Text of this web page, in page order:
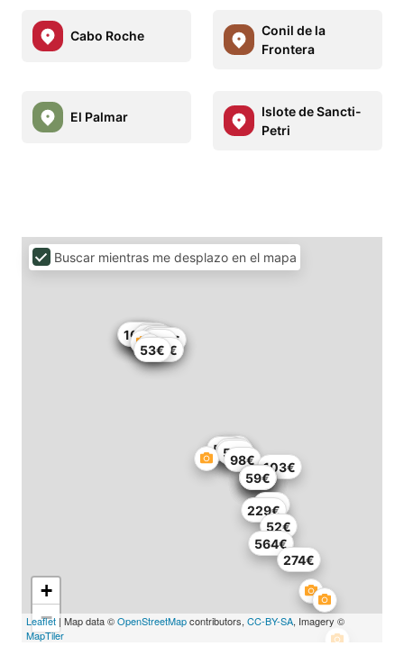
Cabo Roche
Conil de la
Frontera
El Palmar
Islote de Sancti-
Petri
543€
120€
120€
54€
53€
75€
53€72€
50€
53€
145€
78€
58€
107€
58€
64€
98€
53€
65€
229€
59€
56€
98€
59€
274€
52€
564€
58€
103€
95€
+
−
Leaflet | Map data ©OpenStreetMapcontributors, CC-BY-SA, Imagery ©
MapTiler
Buscar mientras me desplazo en el mapa